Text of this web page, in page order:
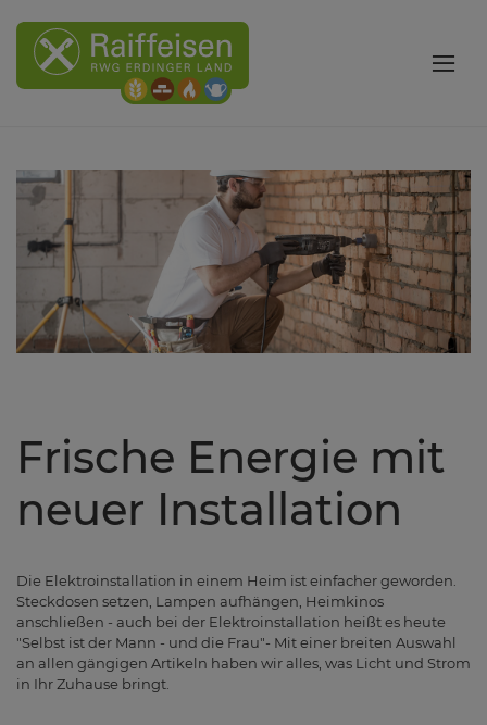
Frische Energie mit
neuer Installation
Die Elektroinstallation in einem Heim ist einfacher geworden.
Steckdosen setzen, Lampen aufhängen, Heimkinos
anschließen - auch bei der Elektroinstallation heißt es heute
"Selbst ist der Mann - und die Frau"- Mit einer breiten Auswahl
an allen gängigen Artikeln haben wir alles, was Licht und Strom
in Ihr Zuhause bringt.